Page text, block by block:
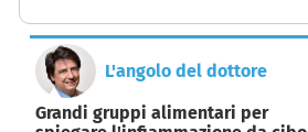
L'angolo del dottore
Grandi gruppi alimentari per